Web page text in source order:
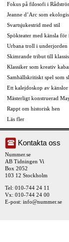
Fokus på filosofi i
Jeanne d’Arc som
Svartsjukestrid med stil
Spökteater med känsla för
Urbana troll i underjorden
Skimrande tribut till
Klassiker som kreativ
Samhällskritiskt spel som
Ett kalejdoskop av känslor
Mästerligt konstruerad
Rappt om historisk hen
Läs fler
Kontakta oss
Nummer.se
AB Tidningen Vi
Box 2052
103 12 Stockholm
Tel: 010-744 24 11
Vx: 010-744 24 00
E-post: info@nummer.se